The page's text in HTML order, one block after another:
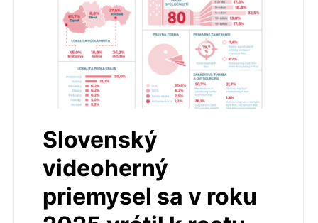
Slovenský
videoherný
priemysel sa v roku